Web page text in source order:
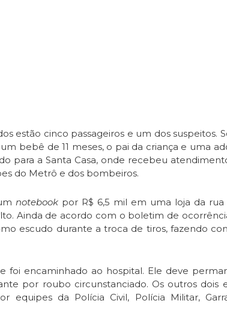
estão cinco passageiros e um dos suspeitos.
bebê de 11 meses, o pai da criança e uma
para a Santa Casa, onde recebeu
do Metrô e dos bombeiros.
notebookpor R$ 6,5 mil em uma loja da rua
Ainda de acordo com o boletim de
escudo durante a troca de tiros, fazendo
foi encaminhado ao hospital. Ele deve
por roubo circunstanciado. Os outros dois
equipes da Polícia Civil, Polícia Militar,